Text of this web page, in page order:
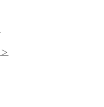
＞